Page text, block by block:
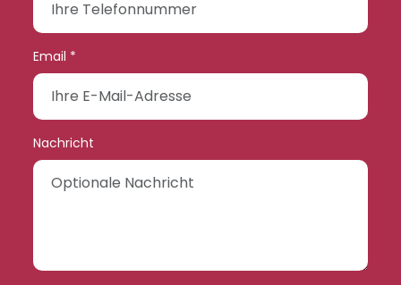
Email *
Nachricht